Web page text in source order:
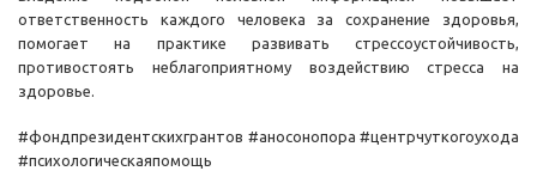
ответственность каждого человека за сохранение здоровья,
помогает на практике развивать стрессоустойчивость,
противостоять неблагоприятному воздействию стресса на
здоровье.
#фондпрезидентскихгрантов #аносонопора #центрчуткогоухода
#психологическаяпомощь